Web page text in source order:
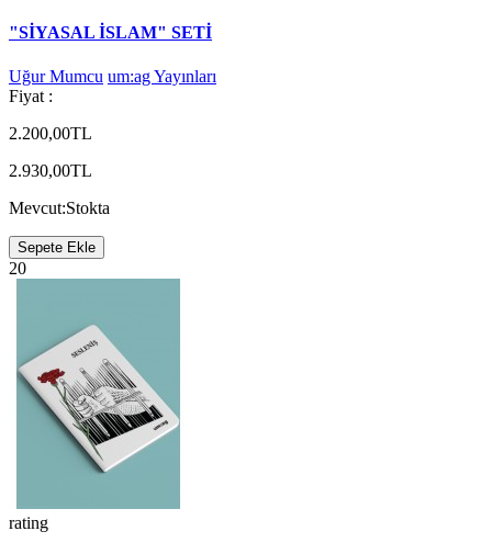
"SİYASAL İSLAM" SETİ
Uğur Mumcu um:ag Yayınları
Fiyat :
2.200,00TL
2.930,00TL
Mevcut:Stokta
Sepete Ekle
20
rating